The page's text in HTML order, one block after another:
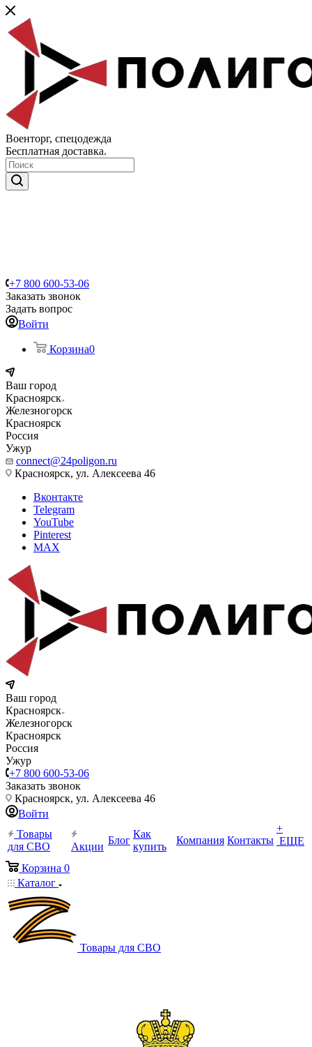
Военторг, спецодежда
Бесплатная доставка.
+7 800 600-53-06
Заказать звонок
Задать вопрос
Войти
Корзина0
Ваш город
Красноярск
Железногорск
Красноярск
Россия
Ужур
connect@24poligon.ru
Красноярск, ул. Алексеева 46
Вконтакте
Telegram
YouTube
Pinterest
MAX
Ваш город
Красноярск
Железногорск
Красноярск
Россия
Ужур
+7 800 600-53-06
Заказать звонок
Красноярск, ул. Алексеева 46
Войти
Товары
для СВО
Акции
Блог
Как
купить
Компания Контакты
+
ЕЩЕ
Корзина 0
Каталог
Товары для СВО